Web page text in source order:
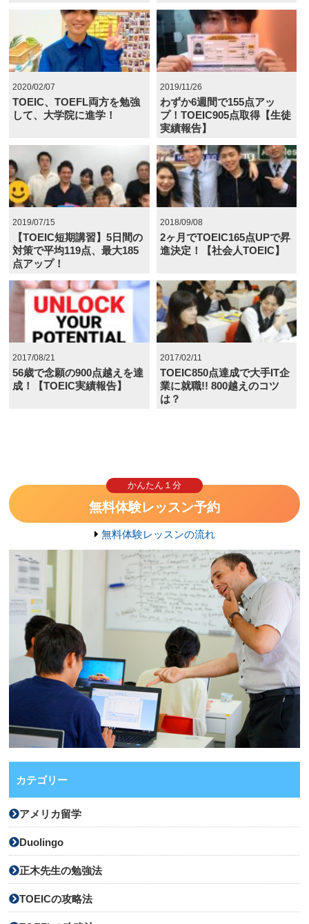
2020/02/07
TOEIC、TOEFL両方を勉強
して、大学院に進学！
2019/11/26
わずか6週間で155点アッ
プ！TOEIC905点取得【生徒
実績報告】
2019/07/15
【TOEIC短期講習】5日間の
対策で平均119点、最大185
点アップ！
2018/09/08
2ヶ月でTOEIC165点UPで昇
進決定！【社会人TOEIC】
2017/08/21
56歳で念願の900点越えを達
成！【TOEIC実績報告】
2017/02/11
TOEIC850点達成で大手IT企
業に就職!! 800越えのコツ
は？
かんたん１分
無料体験レッスン予約
無料体験レッスンの流れ
カテゴリー
アメリカ留学
Duolingo
正木先生の勉強法
TOEICの攻略法